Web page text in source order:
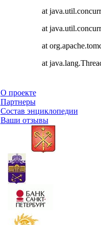
at
at
at
at
О проекте
Партнеры
Состав энциклопедии
Ваши отзывы